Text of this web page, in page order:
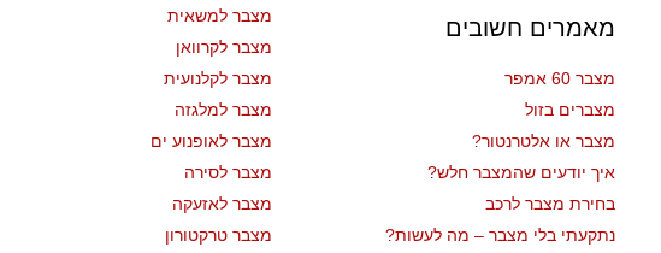
מאמרים חשובים
מצבר 60 אמפר
מצברים בזול
מצבר או אלטרנטור?
איך יודעים שהמצבר חלש?
בחירת מצבר לרכב
נתקעתי בלי מצבר – מה לעשות?
מצבר למשאית
מצבר לקרוואן
מצבר לקלנועית
מצבר למלגזה
מצבר לאופנוע ים
מצבר לסירה
מצבר לאזעקה
מצבר טרקטורון